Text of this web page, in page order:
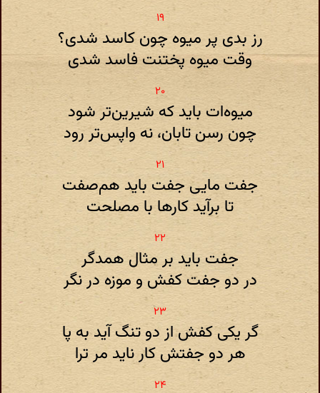
رز بدی پر میوه چون کاسد شدی؟
وقت میوه پختنت فاسد شدی
میوه‌ات باید که شیرین‌تر شود
چون رسن تابان، نه واپس‌تر رود
جفت مایی جفت باید هم‌صفت
تا برآید کارها با مصلحت
جفت باید بر مثال همدگر
در دو جفت کفش و موزه در نگر
گر یکی کفش از دو تنگ آید به پا
هر دو جفتش کار ناید مر ترا